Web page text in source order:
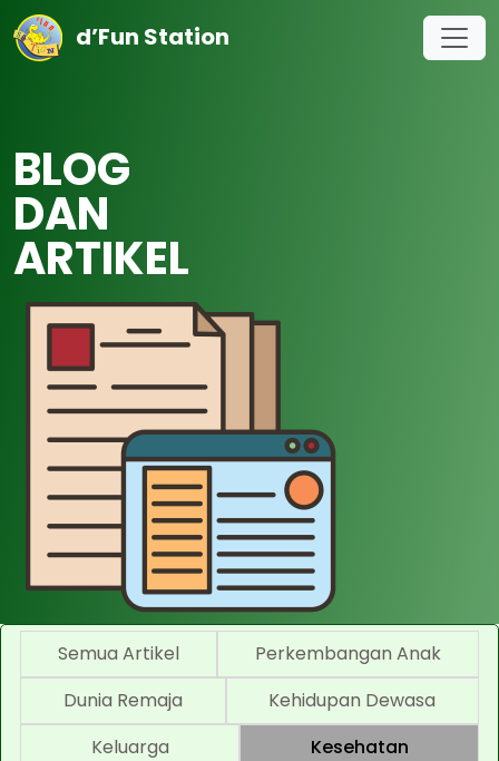
d’Fun Station
BLOG
DAN
ARTIKEL
Semua Artikel
Perkembangan Anak
Dunia Remaja
Kehidupan Dewasa
Keluarga
Kesehatan